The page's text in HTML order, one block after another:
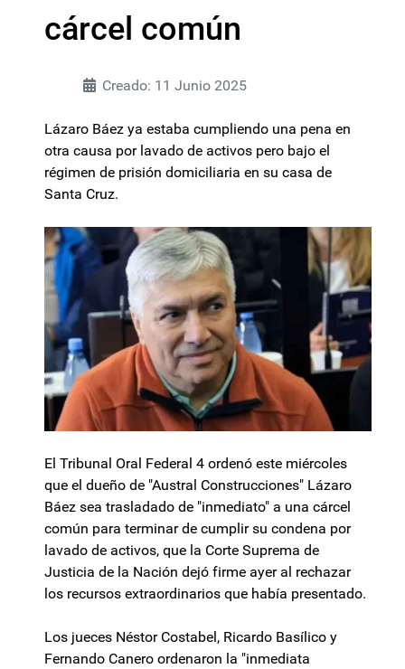
cárcel común
Creado: 11 Junio 2025
Lázaro Báez ya estaba cumpliendo una pena en
otra causa por lavado de activos pero bajo el
régimen de prisión domiciliaria en su casa de
Santa Cruz.
El Tribunal Oral Federal 4 ordenó este miércoles
que el dueño de "Austral Construcciones" Lázaro
Báez sea trasladado de "inmediato" a una cárcel
común para terminar de cumplir su condena por
lavado de activos, que la Corte Suprema de
Justicia de la Nación dejó firme ayer al rechazar
los recursos extraordinarios que había presentado.
Los jueces Néstor Costabel, Ricardo Basílico y
Fernando Canero ordenaron la "inmediata